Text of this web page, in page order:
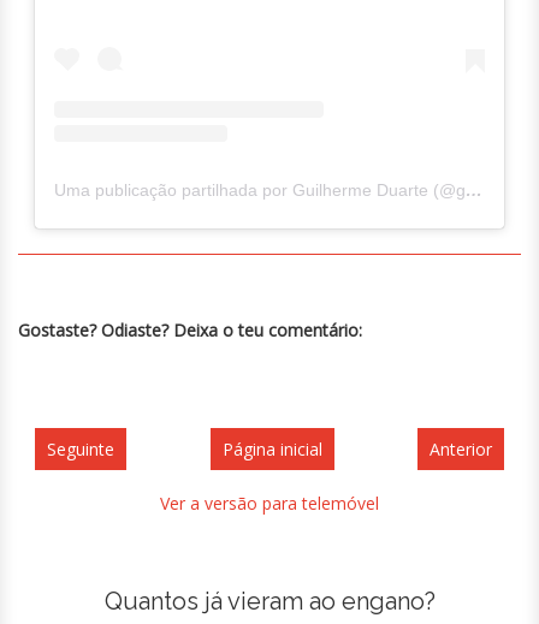
Uma publicação partilhada por Guilherme Duarte (@guilhermercd)
Gostaste? Odiaste? Deixa o teu comentário:
Seguinte Anterior
Página inicial
Ver a versão para telemóvel
Quantos já vieram ao engano?